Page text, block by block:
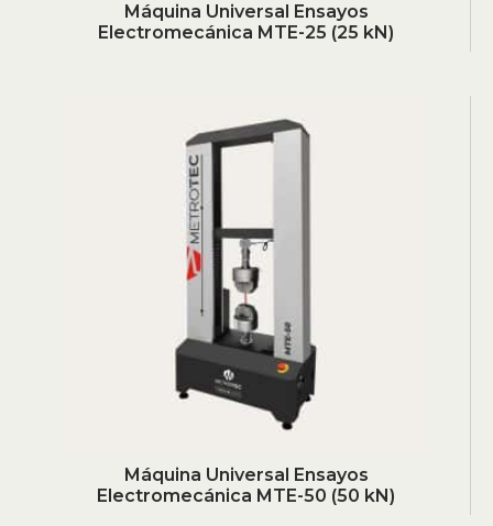
Máquina Universal Ensayos
Electromecánica MTE-25 (25 kN)
Máquina Universal Ensayos
Electromecánica MTE-50 (50 kN)